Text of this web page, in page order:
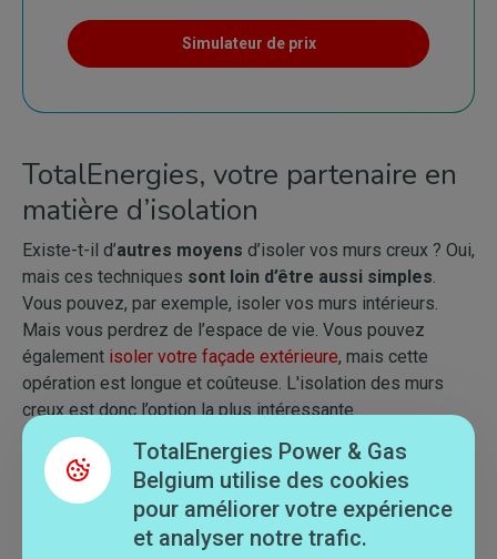
Simulateur de prix
TotalEnergies, votre partenaire en
matière d’isolation
Existe-t-il d’autres moyens d’isoler vos murs creux ? Oui,
mais ces techniques sont loin d’être aussi simples.
Vous pouvez, par exemple, isoler vos murs intérieurs.
Mais vous perdrez de l’espace de vie. Vous pouvez
également isoler votre façade extérieure, mais cette
opération est longue et coûteuse. L'isolation des murs
creux est donc l’option la plus intéressante.
Saviez-vous que, depuis 2011, TotalEnergies dispose
qui se consacre exclusivement à
Nous vous accompagnons tout au long de
TotalEnergies Power & Gas
Belgium utilise des cookies
pour améliorer votre expérience
et analyser notre trafic.